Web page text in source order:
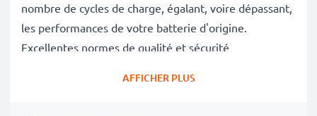
nombre de cycles de charge, égalant, voire dépassant,
les performances de votre batterie d'origine.
Excellentes normes de qualité et sécurité
AFFICHER PLUS